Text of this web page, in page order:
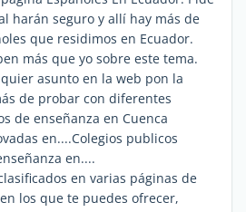
harán seguro y allí hay más de
que residimos en Ecuador.
más que yo sobre este tema.
asunto en la web pon la
de probar con diferentes
de enseñanza en Cuenca
en....Colegios publicos
en....
en varias páginas de
los que te puedes ofrecer,